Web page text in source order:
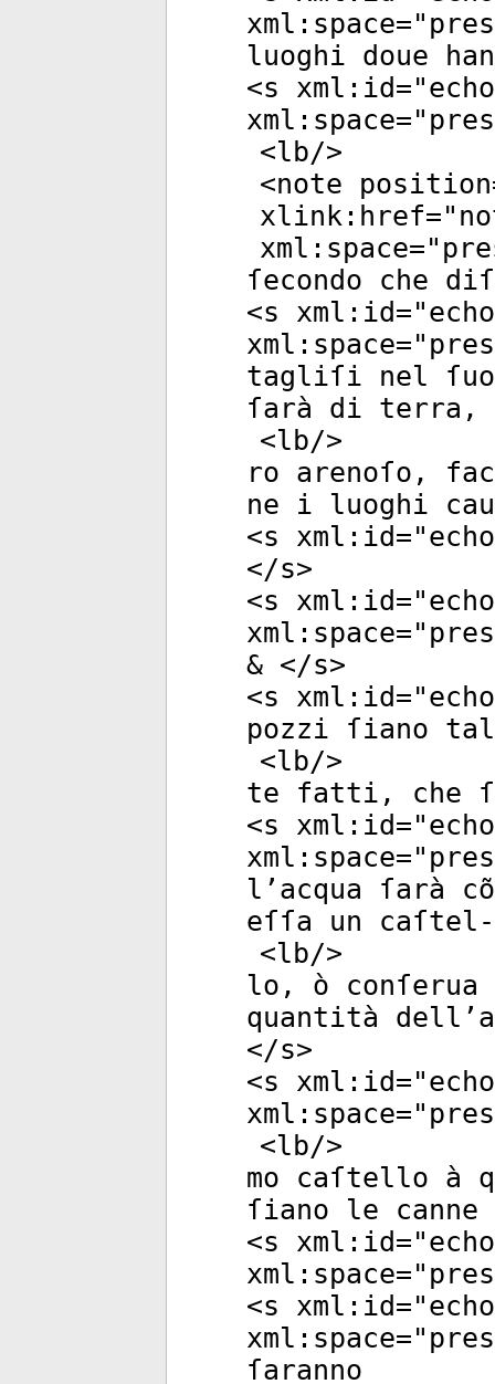
xml:space="
luoghi doue
<s xml:id="
xml:space="
<lb/>
<note position
xlink:href="
xml:space="
ſecondo che
<s xml:id="
xml:space="
tagliſi nel
ſarà di terra,
<lb/>
ro arenoſo,
ne i luoghi
<s xml:id="
</s>
<s xml:id="
xml:space="
& </s>
<s xml:id="
pozzi ſiano
<lb/>
te fatti, che
<s xml:id="
xml:space="
l’acqua ſarà
eſſa un caſtel-
<lb/>
lo, ò conſerua
quantità
</s>
<s xml:id="
xml:space="
<lb/>
mo caſtello à
ſiano le
<s xml:id="
xml:space="
<s xml:id="
xml:space="
ſaranno